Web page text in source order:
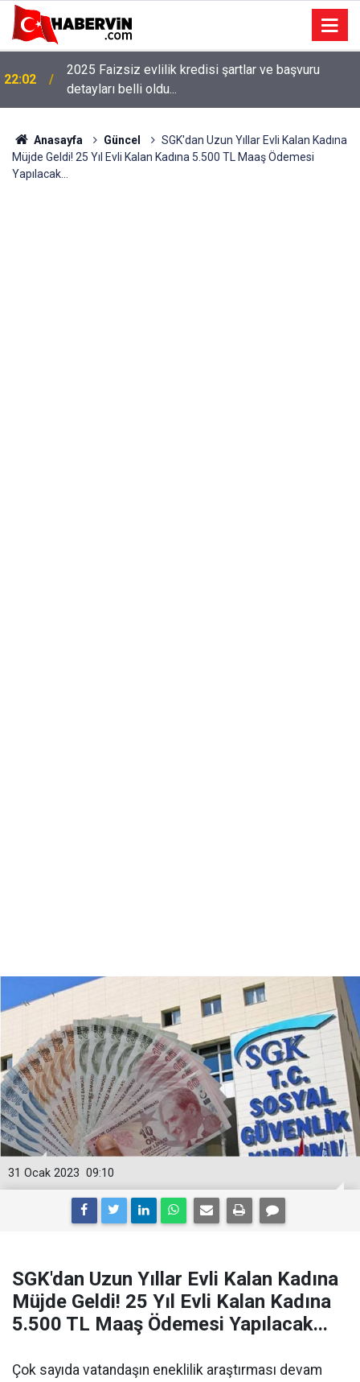
22:02
2025 Faizsiz evlilik kredisi şartlar ve başvuru
detayları belli oldu...
Anasayfa Güncel
SGK'dan Uzun Yıllar Evli Kalan Kadına
Müjde Geldi! 25 Yıl Evli Kalan Kadına 5.500 TL Maaş Ödemesi
Yapılacak...
09:10
31 Ocak 2023
SGK'dan Uzun Yıllar Evli Kalan Kadına
Müjde Geldi! 25 Yıl Evli Kalan Kadına
5.500 TL Maaş Ödemesi Yapılacak...
Çok sayıda vatandaşın eneklilik araştırması devam